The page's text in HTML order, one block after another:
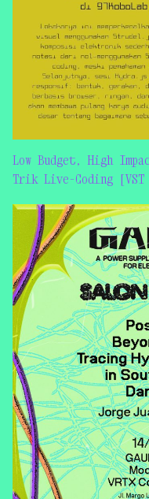
Low Budget, High
Trik Live-Coding [VST